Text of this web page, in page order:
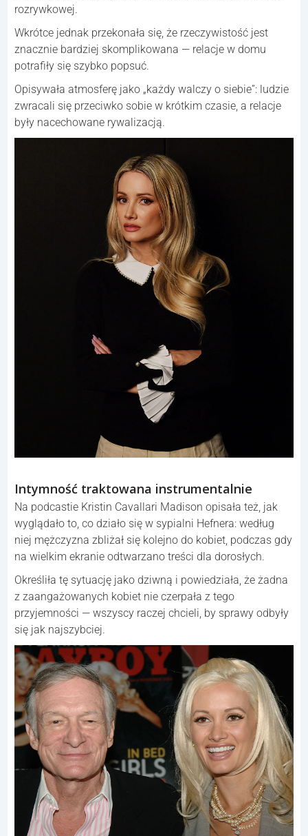
rozrywkowej.
Wkrótce jednak przekonała się, że rzeczywistość jest
znacznie bardziej skomplikowana — relacje w domu
potrafiły się szybko popsuć.
Opisywała atmosferę jako „każdy walczy o siebie”: ludzie
zwracali się przeciwko sobie w krótkim czasie, a relacje
były nacechowane rywalizacją.
Intymność traktowana instrumentalnie
Na podcastie Kristin Cavallari Madison opisała też, jak
wyglądało to, co działo się w sypialni Hefnera: według
niej mężczyzna zbliżał się kolejno do kobiet, podczas gdy
na wielkim ekranie odtwarzano treści dla dorosłych.
Określiła tę sytuację jako dziwną i powiedziała, że żadna
z zaangażowanych kobiet nie czerpała z tego
przyjemności — wszyscy raczej chcieli, by sprawy odbyły
się jak najszybciej.